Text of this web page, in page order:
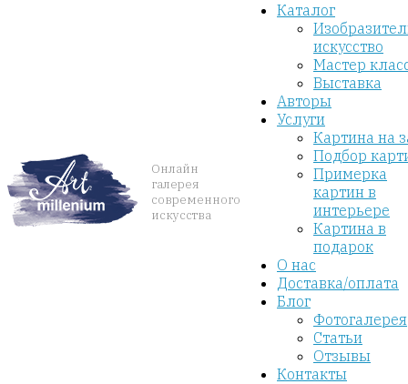
Онлайн
галерея
современного
искусства
Каталог
искусство
Мастер
Выставка
Авторы
Услуги
Картина на
Подбор
Примерка
картин в
интерьере
Картина в
подарок
О нас
Доставка/оплата
Блог
Фотогалерея
Статьи
Отзывы
Контакты